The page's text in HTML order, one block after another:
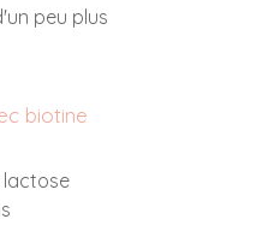
peu plus
biotine
lactose